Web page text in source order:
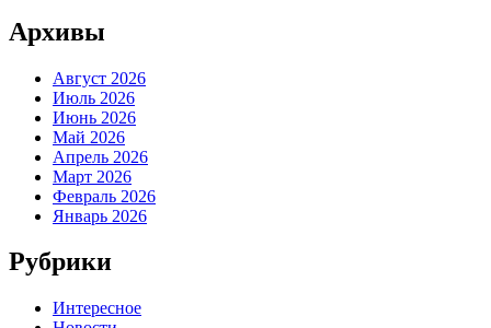
Архивы
Август 2026
Июль 2026
Июнь 2026
Май 2026
Апрель 2026
Март 2026
Февраль 2026
Январь 2026
Рубрики
Интересное